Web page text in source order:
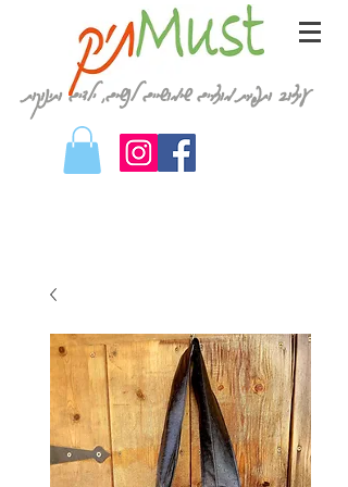
עיצוב ותפירת מוצרים שימושיים לנשים, ילדים ותינוקות